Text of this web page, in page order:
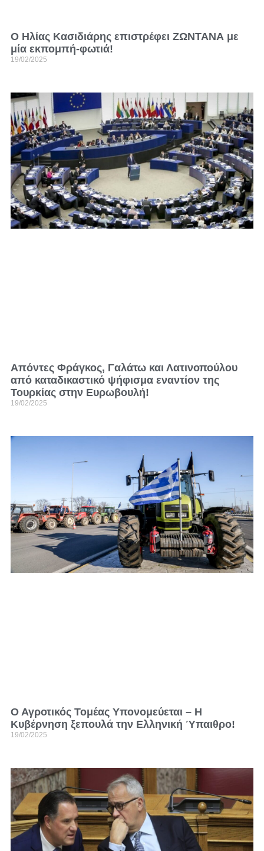
Ο Ηλίας Κασιδιάρης επιστρέφει ΖΩΝΤΑΝΑ με
μία εκπομπή-φωτιά!
19/02/2025
Απόντες Φράγκος, Γαλάτω και Λατινοπούλου
από καταδικαστικό ψήφισμα εναντίον της
Τουρκίας στην Ευρωβουλή!
19/02/2025
Ο Αγροτικός Τομέας Υπονομεύεται – Η
Κυβέρνηση ξεπουλά την Ελληνική Ύπαιθρο!
19/02/2025